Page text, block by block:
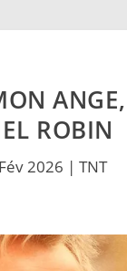
ROBIN
2026 | TNT